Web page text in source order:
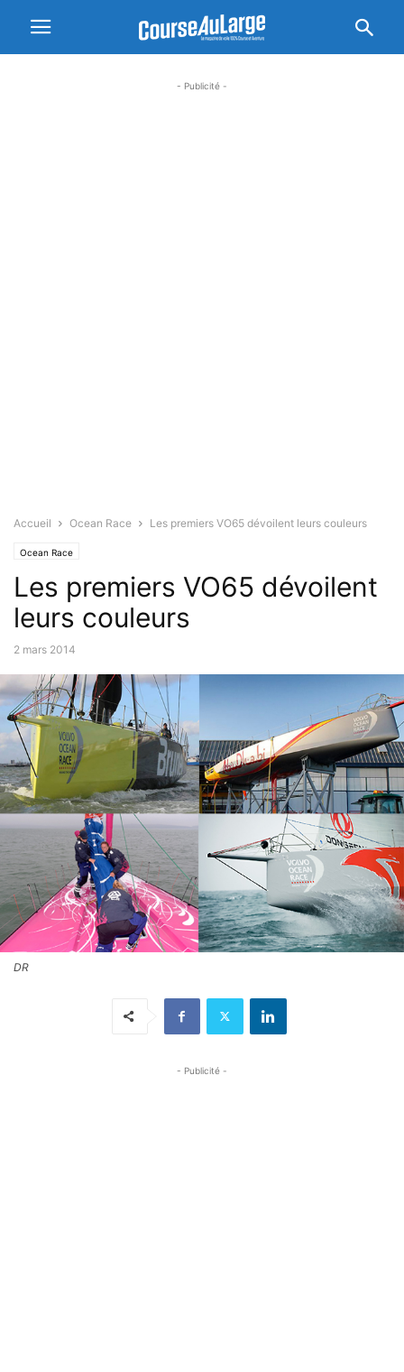
- Publicité -
Accueil Ocean Race Les premiers VO65 dévoilent leurs couleurs
Ocean Race
Les premiers VO65 dévoilent
leurs couleurs
2 mars 2014
DR
- Publicité -